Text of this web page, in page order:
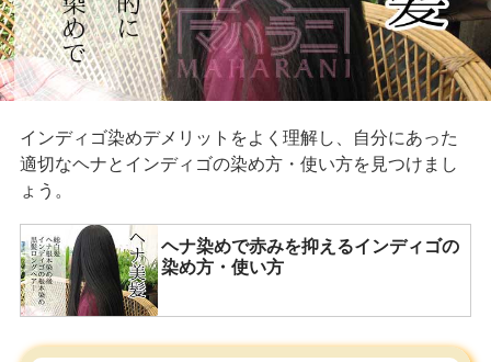
インディゴ染めデメリットをよく理解し、自分にあった
適切なヘナとインディゴの染め方・使い方を見つけまし
ょう。
ヘナ染めで赤みを抑えるインディゴの
染め方・使い方